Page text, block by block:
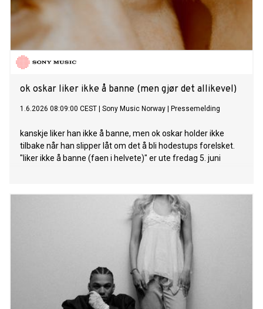
ok oskar liker ikke å banne (men gjør det allikevel)
1.6.2026 08:09:00 CEST Sony Music Norway Pressemelding
kanskje liker han ikke å banne, men ok oskar holder ikke
tilbake når han slipper låt om det å bli hodestups forelsket.
"liker ikke å banne (faen i helvete)" er ute fredag 5. juni